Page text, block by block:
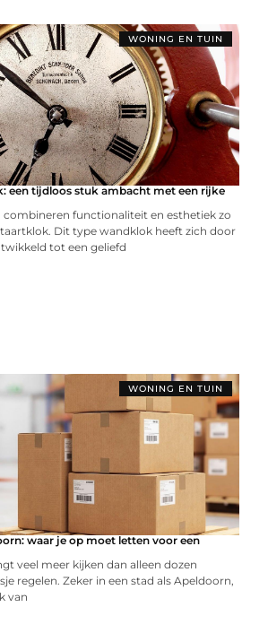
WONING EN TUIN
een tijdloos stuk ambacht met een rijke
functionaliteit en esthetiek zo
Dit type wandklok heeft zich door
tot een geliefd
WONING EN TUIN
waar je op moet letten voor een
veel meer kijken dan alleen dozen
regelen. Zeker in een stad als Apeldoorn,
van